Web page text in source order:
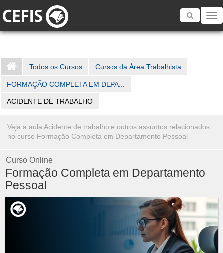
Toggle
Todos os Cursos Cursos da Área Trabalhista
FORMAÇÃO COMPLETA EM DEPA...
ACIDENTE DE TRABALHO
Veja a aula Acidente de trabalho e outros assuntos relacionados
no curso Formação Completa em Departamento Pessoal
Curso Online
Formação Completa em Departamento
Pessoal